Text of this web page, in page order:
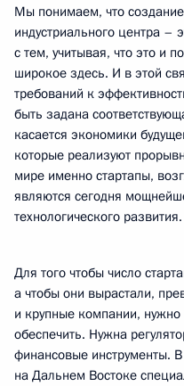
Мы понимаем, что
индустриального центра –
с тем, учитывая, что это и
широкое здесь. И в этой
требований к
быть задана
касается экономики
которые реализуют
мире именно стартапы,
являются сегодня
технологического развития.
Для того чтобы число
а чтобы они вырастали,
и крупные компании,
обеспечить. Нужна
финансовые инструменты.
на Дальнем Востоке